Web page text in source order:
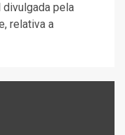
divulgada pela
relativa a